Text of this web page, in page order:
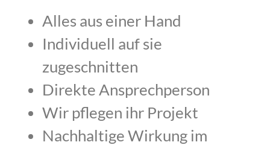
Alles aus einer Hand
Individuell auf sie
zugeschnitten
Direkte Ansprechperson
Wir pflegen ihr Projekt
Nachhaltige Wirkung im